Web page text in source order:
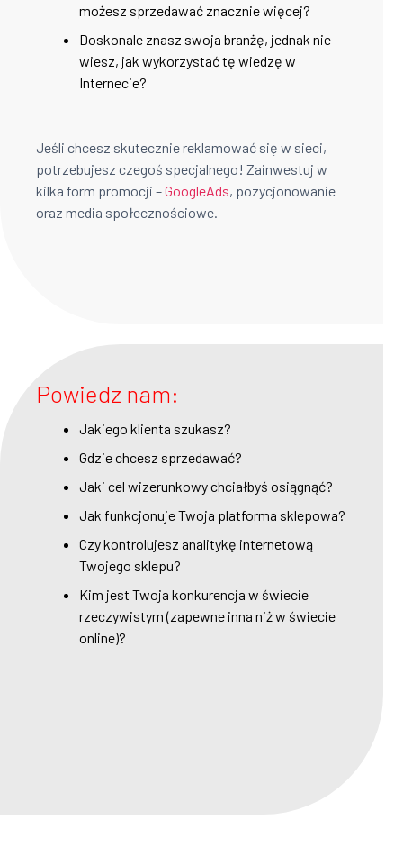
możesz sprzedawać znacznie więcej?
Doskonale znasz swoja branżę, jednak nie
wiesz, jak wykorzystać tę wiedzę w
Internecie?
Jeśli chcesz skutecznie reklamować się w sieci,
potrzebujesz czegoś specjalnego! Zainwestuj w
kilka form promocji –GoogleAds, pozycjonowanie
oraz media społecznościowe.
Powiedz nam:
Jakiego klienta szukasz?
Gdzie chcesz sprzedawać?
Jaki cel wizerunkowy chciałbyś osiągnąć?
Jak funkcjonuje Twoja platforma sklepowa?
Czy kontrolujesz analitykę internetową
Twojego sklepu?
Kim jest Twoja konkurencja w świecie
rzeczywistym (zapewne inna niż w świecie
online)?